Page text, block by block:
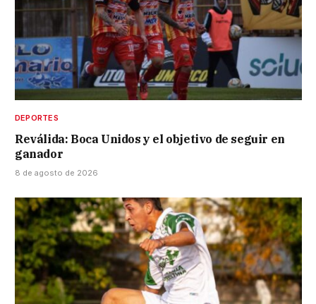
DEPORTES
Reválida: Boca Unidos y el objetivo de seguir en
ganador
8 de agosto de 2026